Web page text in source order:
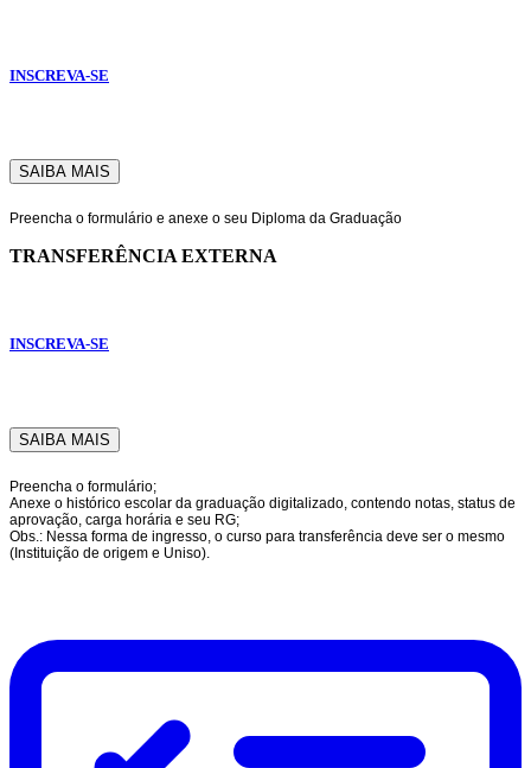
INSCREVA-SE
SAIBA MAIS
Preencha o formulário e anexe o seu Diploma da Graduação
TRANSFERÊNCIA EXTERNA
INSCREVA-SE
SAIBA MAIS
Preencha o formulário;
Anexe o histórico escolar da graduação digitalizado, contendo notas, status de
aprovação, carga horária e seu RG;
Obs.: Nessa forma de ingresso, o curso para transferência deve ser o mesmo
(Instituição de origem e Uniso).